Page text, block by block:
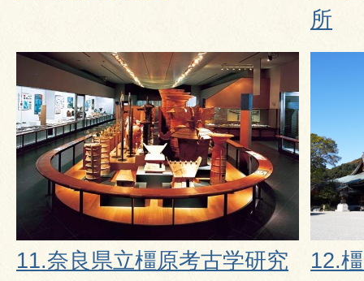
所
11.奈良県立橿原考古学研究
12.